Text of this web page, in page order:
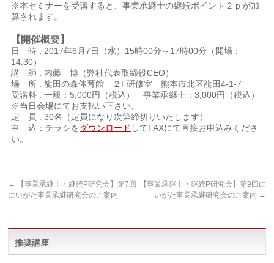
※本セミナーを受講すると、事業承継士の継続ポイント２ｐが加
算されます。
【開催概要】
日 時 : 2017年6月7日（水）15時00分～17時00分（開場：
14:30）
講 師 : 内藤 博（弊社代表取締役CEO）
場 所 : 龍田の森体育館 ２F研修室 熊本市北区龍田4-1-7
受講料 : 一般：5,000円（税込） 事業承継士：3,000円（税込）
※当日会場にてお支払い下さい。
定 員 : 30名（定員になり次第締切りいたします）
申 込：チラシをダウンロード してFAXにて直接お申込みくださ
い。
←
【事業承継士・継続P研究会】第7回
にいがた事業承継研究会のご案内
【事業承継士・継続P研究会】第9回に
いがた事業承継研究会のご案内 →
推奨講座